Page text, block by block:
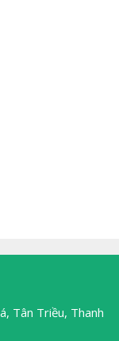
Tân Triều, Thanh